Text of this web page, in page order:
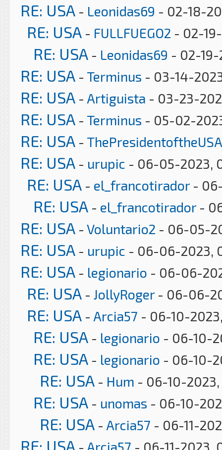
RE: USA - Leonidas69 - 02-18-
RE: USA - FULLFUEGO2 - 02-19-
RE: USA - Leonidas69 - 02-
RE: USA - Terminus - 03-14-
RE: USA - Artiguista - 03-23-
RE: USA - Terminus - 05-02-
RE: USA - ThePresidentoftheUSA
RE: USA - urupic - 06-05-2023,
RE: USA - el_francotirador- 06-
RE: USA - el_francotirador-
RE: USA - Voluntario2 - 06-05-
RE: USA - urupic - 06-06-2023,
RE: USA - legionario - 06-06-
RE: USA - JollyRoger- 06-06-
RE: USA - Arcia57 - 06-10-2023,
RE: USA - legionario - 06-10-
RE: USA - legionario - 06-10-
RE: USA - Hum - 06-10-2023,
RE: USA - unomas - 06-10-
RE: USA - Arcia57 - 06-11-
RE: USA - Arcia57 - 06-11-2023,